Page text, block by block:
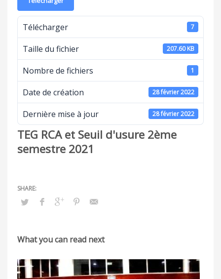
Télécharger 7
Taille du fichier 207.60 KB
Nombre de fichiers 1
Date de création 28 février 2022
Dernière mise à jour 28 février 2022
TEG RCA et Seuil d'usure 2ème
semestre 2021
What you can read next